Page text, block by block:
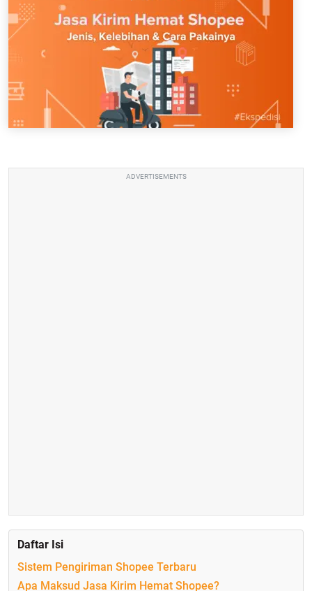
ADVERTISEMENTS
Daftar Isi
Sistem Pengiriman Shopee Terbaru
Apa Maksud Jasa Kirim Hemat Shopee?